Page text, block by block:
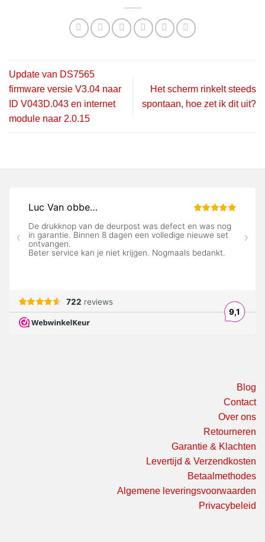
Update van DS7565
firmware versie V3.04 naar
ID V043D.043 en internet
module naar 2.0.15
Het scherm rinkelt steeds
spontaan, hoe zet ik dit uit?
Blog
Contact
Over ons
Retourneren
Garantie & Klachten
Levertijd & Verzendkosten
Betaalmethodes
Algemene leveringsvoorwaarden
Privacybeleid